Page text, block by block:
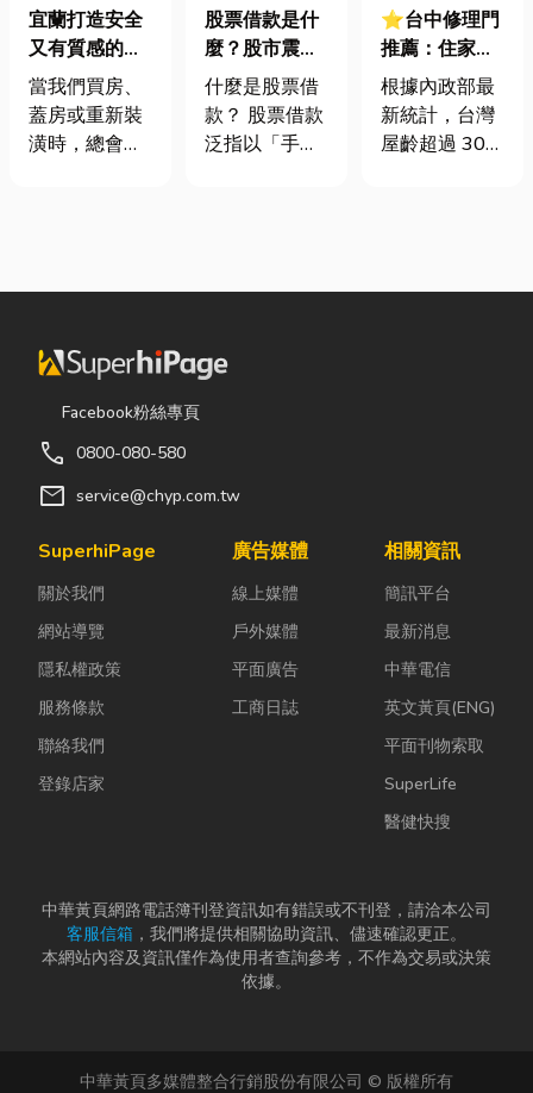
宜蘭打造安全
又有質感的
家，從專業門
窗開始
當我們買房、
蓋房或重新裝
潢時，總會把
天都在使用的
實，一扇好的
門窗不只是遮
風避雨而已，
安全、採光、
通風與生活品
氣候潮濕多
又美觀的門窗
產品，更是
打...
股票借款是什
麼？股市震盪|
股票借款、股
票質借、當鋪
借款完整比較
什麼是股票借
款？ 股票借款
泛指以「手中
的融資方式，
能取得資金應
依承作單位不
為證券公司的
行的有價證券
貸款，以...
⭐台中修理門
推薦：住家鐵
門卡住、大門
下垂怎麼辦？
維修費用與不
根據內政部最
新統計，台灣
屋齡超過 30
疲勞與結構鏽
實，門片故障
要花大錢將整
扇...
Facebook粉絲專頁
call 0800-080-580
mail service@chyp.com.tw
SuperhiPage
關於我們
網站導覽
隱私權政策
服務條款
聯絡我們
登錄店家
廣告媒體
線上媒體
戶外媒體
平面廣告
工商日誌
相關資訊
簡訊平台
最新消息
中華電信
英文黃頁(ENG)
平面刊物索取
SuperLife
醫健快搜
中華黃頁網路電話簿刊登資訊如有錯誤或不刊登，請洽本公司
客服信箱 ，我們將提供相關協助資訊、儘速確認更正。
本網站內容及資訊僅作為使用者查詢參考，不作為交易或決策
依據。
中華黃頁多媒體整合行銷股份有限公司 © 版權所有